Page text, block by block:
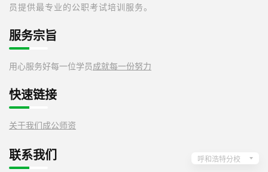
员提供最专业的公职考试培训服务。
服务宗旨
用心服务好每一位学员成就每一份努力
快速链接
关于我们成公师资
联系我们 呼和浩特分校